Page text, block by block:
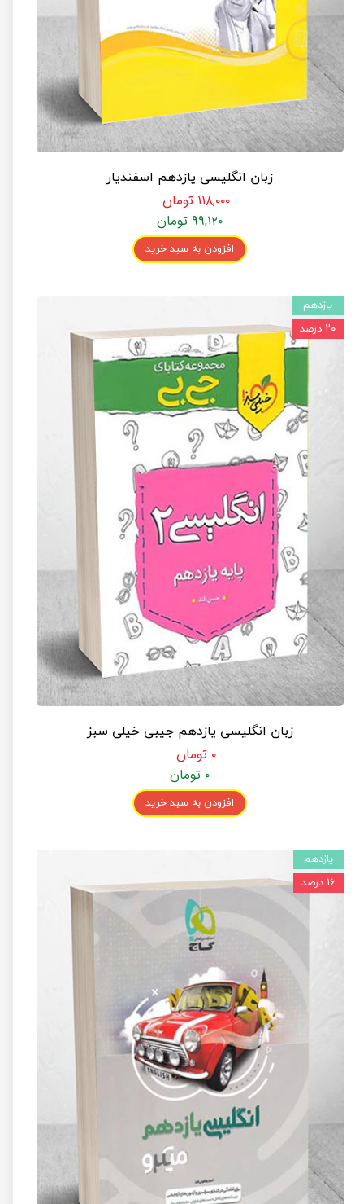
زبان انگلیسی یازدهم اسفندیار
۱۱۸,۰۰۰ تومان
۹۹,۱۲۰ تومان
افزودن به سبد خرید
زبان انگلیسی یازدهم جیبی خیلی سبز
۰ تومان
۰ تومان
افزودن به سبد خرید
یازدهم
۲۰ درصد
یازدهم
۱۶ درصد